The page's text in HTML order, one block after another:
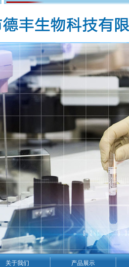
关于我们 产品展示